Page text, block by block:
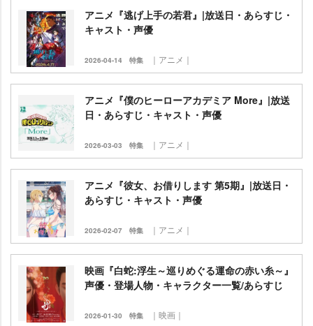
アニメ『逃げ上手の若君』|放送日・あらすじ・
キャスト・声優
2026-04-14 特集 ｜アニメ｜
アニメ『僕のヒーローアカデミア More』|放送
日・あらすじ・キャスト・声優
2026-03-03 特集 ｜アニメ｜
アニメ『彼女、お借りします 第5期』|放送日・
あらすじ・キャスト・声優
2026-02-07 特集 ｜アニメ｜
映画『白蛇:浮生～巡りめぐる運命の赤い糸～』
声優・登場人物・キャラクター一覧/あらすじ
2026-01-30 特集 ｜映画｜